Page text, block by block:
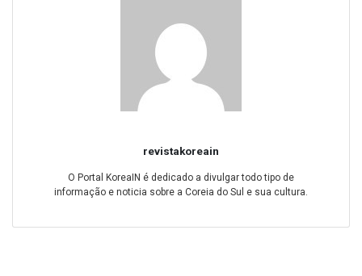
revistakoreain
O Portal KoreaIN é dedicado a divulgar todo tipo de
informação e noticia sobre a Coreia do Sul e sua cultura.